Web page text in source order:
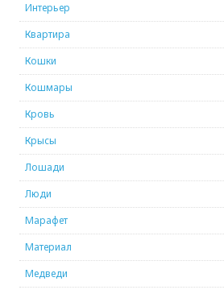
Интерьер
Квартира
Кошки
Кошмары
Кровь
Крысы
Лошади
Люди
Марафет
Материал
Медведи